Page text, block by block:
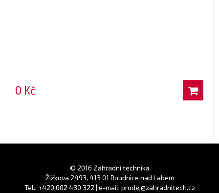
0 Kč
© 2016 Zahradní technika
Žižkova 2493, 413 01 Roudnice nad Labem
Tel.: +420 602 430 322 | e-mail: prodej@zahradnitech.cz